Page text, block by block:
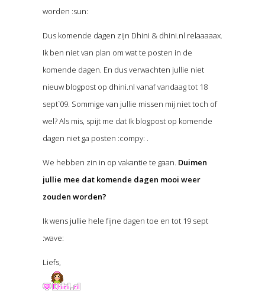
worden :sun:
Dus komende dagen zijn Dhini & dhini.nl relaaaaax.
Ik ben niet van plan om wat te posten in de
komende dagen. En dus verwachten jullie niet
nieuw blogpost op dhini.nl vanaf vandaag tot 18
sept`09. Sommige van jullie missen mij niet toch of
wel? Als mis, spijt me dat Ik blogpost op komende
dagen niet ga posten :compy: .
We hebben zin in op vakantie te gaan. Duimen
jullie mee dat komende dagen mooi weer
zouden worden?
Ik wens jullie hele fijne dagen toe en tot 19 sept
:wave:
Liefs,